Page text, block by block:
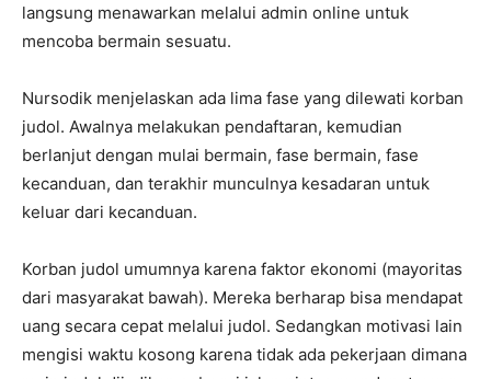
langsung menawarkan melalui admin online untuk
mencoba bermain sesuatu.
Nursodik menjelaskan ada lima fase yang dilewati korban
judol. Awalnya melakukan pendaftaran, kemudian
berlanjut dengan mulai bermain, fase bermain, fase
kecanduan, dan terakhir munculnya kesadaran untuk
keluar dari kecanduan.
Korban judol umumnya karena faktor ekonomi (mayoritas
dari masyarakat bawah). Mereka berharap bisa mendapat
uang secara cepat melalui judol. Sedangkan motivasi lain
mengisi waktu kosong karena tidak ada pekerjaan dimana